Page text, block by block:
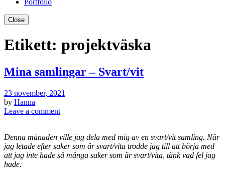
Portfolio
Close
Etikett: projektväska
Mina samlingar – Svart/vit
23 november, 2021
by Hanna
Leave a comment
Denna månaden ville jag dela med mig av en svart/vit samling. När
jag letade efter saker som är svart/vita trodde jag till att börja med
att jag inte hade så många saker som är svart/vita, tänk vad fel jag
hade.